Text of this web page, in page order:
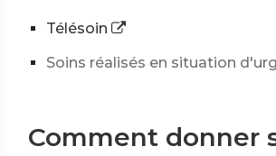
Télésoin
Soins réalisés en situation
Comment donner